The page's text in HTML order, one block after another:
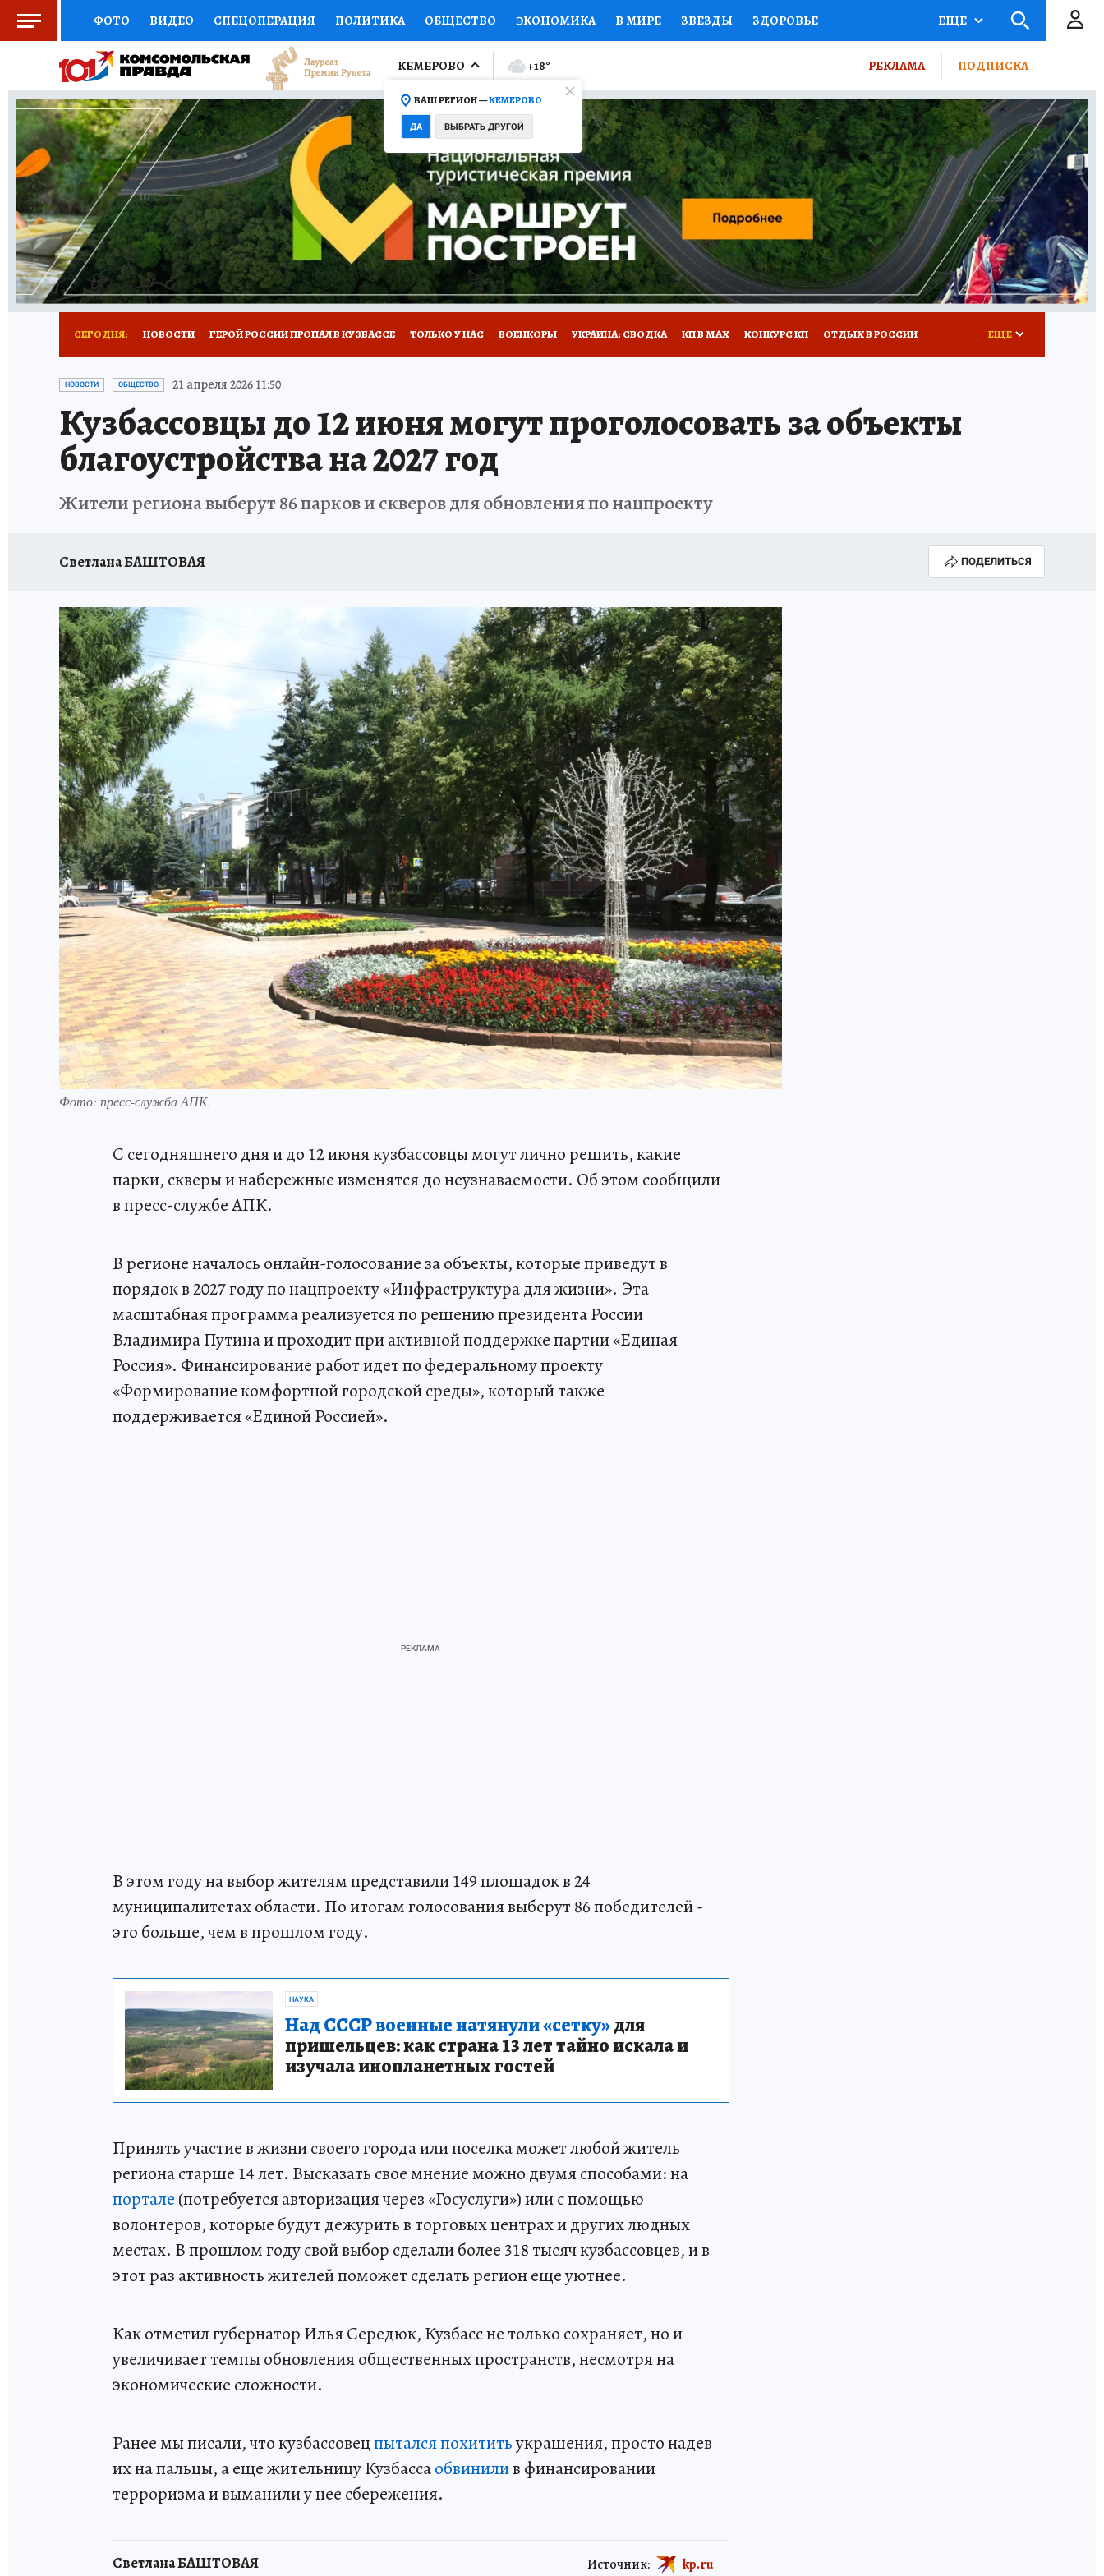
ФОТО ВИДЕО СПЕЦОПЕРАЦИЯ ПОЛИТИКА ОБЩЕСТВО ЭКОНОМИКА В МИРЕ ЗВЕЗДЫ ЗДОРОВЬЕ
СОЦПОДДЕРЖКА НАУКА СПОРТ КОЛУМНИСТЫ ПРОИСШЕСТВИЯ
ВЫБОР ЭКСПЕРТОВ ДОКТОР ФИНАНСЫ ОТКРЫВАЕМ МИР Я ЗНАЮ СЕМЬЯ ЖЕНСКИЕ СЕКРЕТЫ ПУТЕВОДИТЕЛЬ
КНИЖНАЯ ПОЛКА ПРОГНОЗЫ НА СПОРТ ПРОМОКОДЫ СЕРИАЛЫ СПЕЦПРОЕКТЫ ДЕФИЦИТ ЖЕЛЕЗА ТУРИЗМ
ПРЕСС-ЦЕНТР НЕДВИЖИМОСТЬ ТЕЛЕВИЗОР КОНКУРСЫ РАБОТА У НАС ГИД ПОТРЕБИТЕЛЯ ВСЕ О КП РАДИО КП
РЕКЛАМА ТЕСТЫ НОВОЕ НА САЙТЕ
ЕЩЕ
КЕМЕРОВО
ВАШ РЕГИОН —КЕМЕРОВО
ДА ВЫБРАТЬ ДРУГОЙ
+18° РЕКЛАМА ПОДПИСКА
СЕГОДНЯ: НОВОСТИ ГЕРОЙ РОССИИ ПРОПАЛ В КУЗБАССЕ ТОЛЬКО У НАС ВОЕНКОРЫ УКРАИНА: СВОДКА КП В МАХ КОНКУРС КП ОТДЫХ В РОССИИ
ЗАПОВЕДНАЯ РОССИЯ ПРОИСШЕСТВИЯ
ЕЩЕ
НОВОСТИ ОБЩЕСТВО 21 апреля 2026 11:50
Кузбассовцы до 12 июня могут проголосовать за объекты
благоустройства на 2027 год
Жители региона выберут 86 парков и скверов для обновления по нацпроекту
Светлана БАШТОВАЯ ПОДЕЛИТЬСЯ
Фото: пресс-служба АПК.
С сегодняшнего дня и до 12 июня кузбассовцы могут лично решить, какие
парки, скверы и набережные изменятся до неузнаваемости. Об этом сообщили
в пресс-службе АПК.
В регионе началось онлайн-голосование за объекты, которые приведут в
порядок в 2027 году по нацпроекту «Инфраструктура для жизни». Эта
масштабная программа реализуется по решению президента России
Владимира Путина и проходит при активной поддержке партии «Единая
Россия». Финансирование работ идет по федеральному проекту
«Формирование комфортной городской среды», который также
поддерживается «Единой Россией».
В этом году на выбор жителям представили 149 площадок в 24
муниципалитетах области. По итогам голосования выберут 86 победителей -
это больше, чем в прошлом году.
НАУКА
Над СССР военные натянули «сетку»для
пришельцев: как страна 13 лет тайно искала и
изучала инопланетных гостей
Принять участие в жизни своего города или поселка может любой житель
региона старше 14 лет. Высказать свое мнение можно двумя способами: на
портале (потребуется авторизация через «Госуслуги») или с помощью
волонтеров, которые будут дежурить в торговых центрах и других людных
местах. В прошлом году свой выбор сделали более 318 тысяч кузбассовцев, и в
этот раз активность жителей поможет сделать регион еще уютнее.
Как отметил губернатор Илья Середюк, Кузбасс не только сохраняет, но и
увеличивает темпы обновления общественных пространств, несмотря на
экономические сложности.
Ранее мы писали, что кузбассовецпытался похититьукрашения, просто надев
их на пальцы, а еще жительницу Кузбассаобвинилив финансировании
терроризма и выманили у нее сбережения.
Светлана БАШТОВАЯ Источник: kp.ru